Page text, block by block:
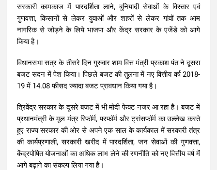
सरकारी कामकाज में पारदर्शिता लाने, बुनियादी सेवाओं के विस्तार एवं
गुणवत्ता, किसानों से लेकर युवाओं और शहरों से लेकर गांवों तक आम
नागरिक से जोड़ने के लिये भाजपा और केंद्र सरकार के एजेंडे को आगे
किया है।
विधानसभा सत्र के तीसरे दिन गुरुवार शाम वित्त मंत्री प्रकाश पंत ने दूसरा
बजट सदन में पेश किया। पिछले बजट की तुलना में नए वित्तीय वर्ष 2018-
19 में 14.08 फीसद ज्यादा बजट प्रावधान किया गया है।
त्रिवेंद्र सरकार के दूसरे बजट में भी मोदी फेक्ट नजर आ रहा है। बजट में
प्रधानमंत्री के मूल मंत्र रिफॉर्म, परफॉर्म और ट्रांसफॉर्म का उल्लेख करते
हुए राज्य सरकार की ओर से अपने एक साल के कार्यकाल में सरकारी तंत्र
की कार्यप्रणाली, सरकारी खरीद में पारदर्शिता, जन सेवाओं की गुणवत्ता,
केंद्रपोषित योजनाओं का अधिक लाभ लेने की रणनीति को नए वित्तीय वर्ष में
आगे बढ़ाने का संकल्प लिया गया है।